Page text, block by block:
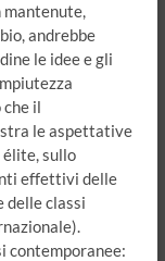
mantenute,
andrebbe
le idee e gli
il
le aspettative
élite, sullo
effettivi delle
delle classi
contemporanee: